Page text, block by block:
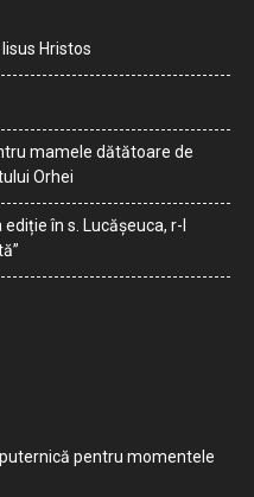
Hristos
mamele dătătoare de
Orhei
în s. Lucășeuca, r-l
pentru momentele